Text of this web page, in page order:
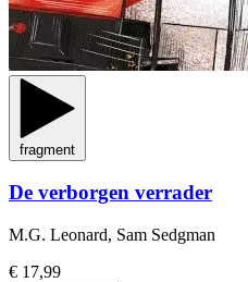
fragment
De verborgen verrader
M.G. Leonard, Sam Sedgman
€ 17,99